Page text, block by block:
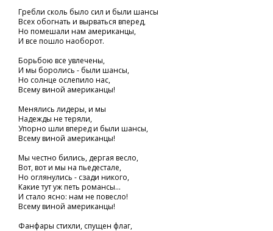
Гребли сколь было сил и были шансы
Всех обогнать и вырваться вперед,
Но помешали нам американцы,
И все пошло наоборот.
Борьбою все увлечены,
И мы боролись - были шансы,
Но солнце ослепило нас,
Всему виной американцы!
Менялись лидеры, и мы
Надежды не теряли,
Упорно шли вперед и были шансы,
Всему виной американцы!
Мы честно бились, дергая весло,
Вот, вот и мы на пьедестале,
Но оглянулись - сзади никого,
Какие тут уж петь романсы...
И стало ясно: нам не повесло!
Всему виной американцы!
Фанфары стихли, спущен флаг,